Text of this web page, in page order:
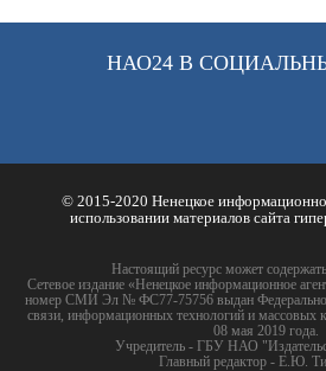
НАО24 В
© 2015-2020 Ненецкое
использовании материалов сайта
Настоящий ресурс может
Сетевое издание «Ненецкое информационное
номер СМИ Эл № ФС77-75756 выдан
связи, информационных технологий и массовых
08 мая 2019 года.
Учредитель - ГБУ НАО
Главный редактор - Е.Ю.